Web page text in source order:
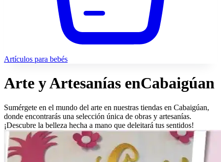
Artículos para bebés
Arte y Artesanías enCabaigúan
Sumérgete en el mundo del arte en nuestras tiendas en Cabaigúan,
donde encontrarás una selección única de obras y artesanías.
¡Descubre la belleza hecha a mano que deleitará tus sentidos!